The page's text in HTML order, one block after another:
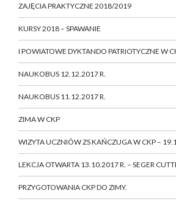
ZAJĘCIA PRAKTYCZNE 2018/2019
KURSY 2018 – SPAWANIE
I POWIATOWE DYKTANDO PATRIOTYCZNE W
NAUKOBUS 12.12.2017 R.
NAUKOBUS 11.12.2017 R.
ZIMA W CKP
WIZYTA UCZNIÓW ZS KAŃCZUGA W CKP –
LEKCJA OTWARTA 13.10.2017 R. – SEGER
PRZYGOTOWANIA CKP DO ZIMY.